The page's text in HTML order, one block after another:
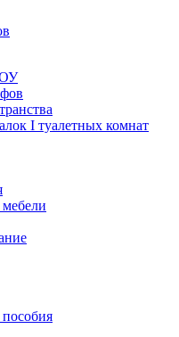
I туалетных комнат